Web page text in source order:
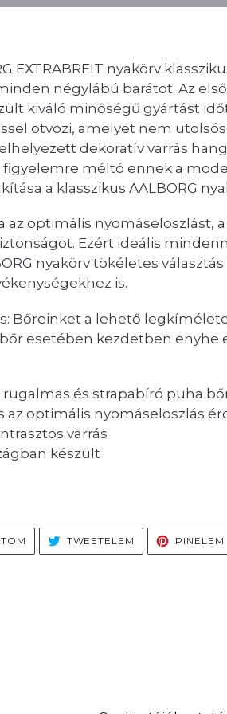
EXTRABREIT nyakörv
négylábú barátot. Az
kiváló minőségű gyártást
ötvözi, amelyet nem
dekoratív varrás
méltó ennek a
a klasszikus AALBORG
az optimális nyomáseloszlást,
Ezért ideális
nyakörv tökéletes
is.
Bőreinket a lehető
bőr esetében kezdetben enyhe
és strapabíró puha
az optimális nyomáseloszlás
varrás
készült
MEGOSZTÁS
FACEBOOKON
TWEETELEM TWEETELÉS
TWITTEREN
PINELEM